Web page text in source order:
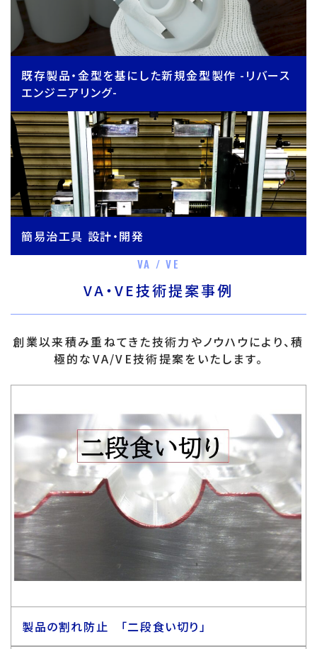
既存製品・金型を基にした新規金型製作 -リバース
エンジニアリング-
簡易治工具 設計・開発
VA / VE
VA・VE技術提案事例
創業以来積み重ねてきた技術力やノウハウにより、積
極的なVA/VE技術提案をいたします。
製品の割れ防止 「二段食い切り」